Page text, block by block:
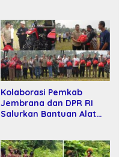
Kolaborasi Pemkab
Jembrana dan DPR RI
Salurkan Bantuan Alat